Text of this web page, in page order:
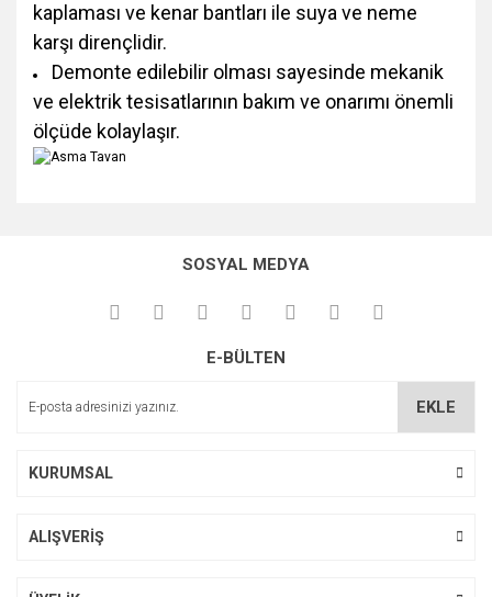
kaplaması ve kenar bantları ile suya ve neme
karşı dirençlidir.
Demonte edilebilir olması sayesinde mekanik
ve elektrik tesisatlarının bakım ve onarımı önemli
ölçüde kolaylaşır.
Yorum Yaz
Görüş ve önerileriniz için teşekkür ederiz.
Ürün açıklamasında eksik bilgiler bulunuyor.
SOSYAL MEDYA
E-BÜLTEN
EKLE
KURUMSAL
ALIŞVERİŞ